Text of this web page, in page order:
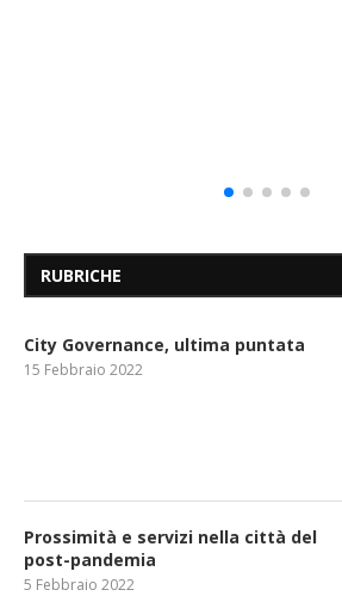
RUBRICHE
City Governance, ultima puntata
15 Febbraio 2022
Prossimità e servizi nella città del
post-pandemia
5 Febbraio 2022